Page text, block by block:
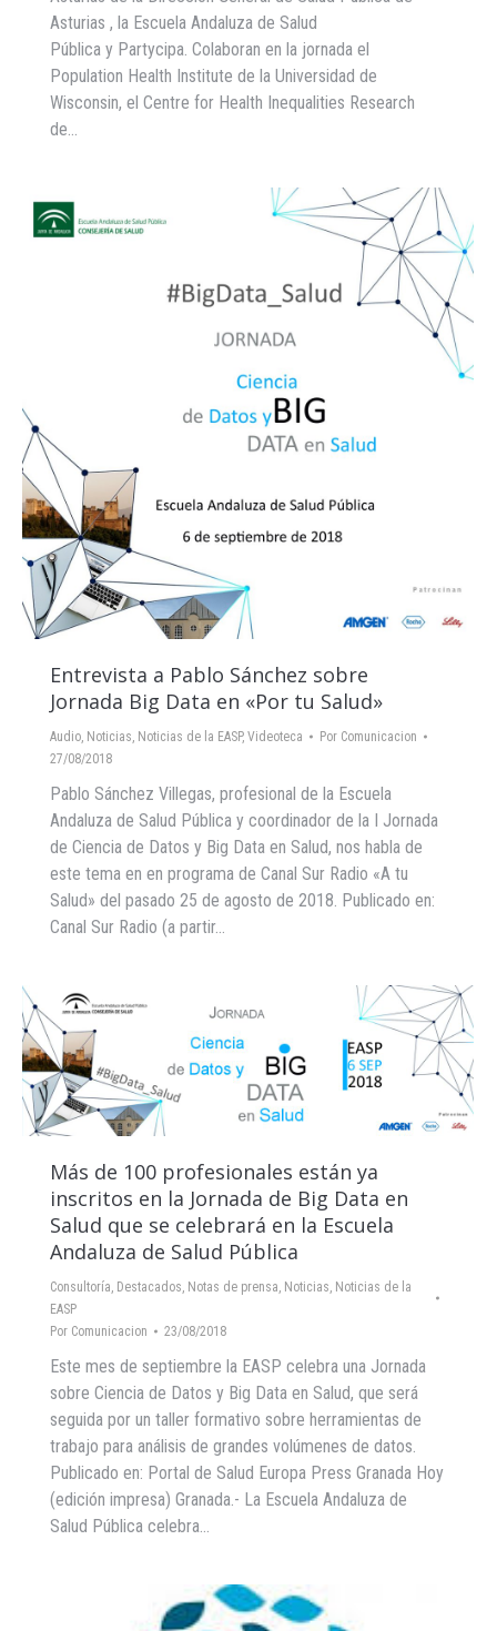
Asturias , la Escuela Andaluza de Salud
Pública y Partycipa. Colaboran en la jornada el
Population Health Institute de la Universidad de
Wisconsin, el Centre for Health Inequalities Research
de…
Entrevista a Pablo Sánchez sobre
Jornada Big Data en «Por tu Salud»
Audio, Noticias, Noticias de la EASP, Videoteca Por Comunicacion
27/08/2018
Pablo Sánchez Villegas, profesional de la Escuela
Andaluza de Salud Pública y coordinador de la I Jornada
de Ciencia de Datos y Big Data en Salud, nos habla de
este tema en en programa de Canal Sur Radio «A tu
Salud» del pasado 25 de agosto de 2018. Publicado en:
Canal Sur Radio (a partir…
Más de 100 profesionales están ya
inscritos en la Jornada de Big Data en
Salud que se celebrará en la Escuela
Andaluza de Salud Pública
Consultoría Destacados Notas de prensa Noticias Noticias de la
EASP
Por Comunicacion 23/08/2018
Este mes de septiembre la EASP celebra una Jornada
sobre Ciencia de Datos y Big Data en Salud, que será
seguida por un taller formativo sobre herramientas de
trabajo para análisis de grandes volúmenes de datos.
Publicado en: Portal de Salud Europa Press Granada Hoy
(edición impresa) Granada.- La Escuela Andaluza de
Salud Pública celebra…